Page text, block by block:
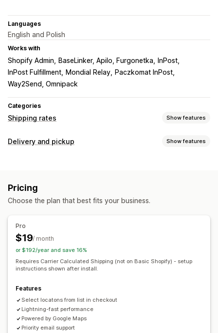
Languages
English and Polish
Works with
Shopify Admin BaseLinker, Apilo, Furgonetka
InPost
InPost Fulfillment
Mondial Relay
Paczkomat InPost
Way2Send, Omnipack
Categories
Shipping rates Show features
Rate calculation
Rate blending
Delivery time
Hide rates
Geolocation
Custom rules
Delivery and pickup Show features
Pickup options
Pricing
Choose the plan that best fits your business.
Pro
$19/ month
or $192/year and save 16%
Requires Carrier Calculated Shipping (not on Basic Shopify) - setup
instructions shown after install.
Features
Select locatons from list in checkout
Lightning-fast performance
Powered by Google Maps
Priority email support